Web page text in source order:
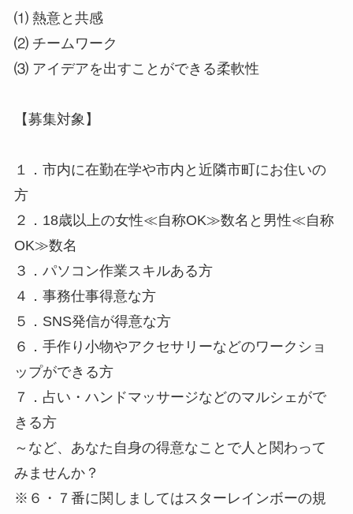
⑴ 熱意と共感
⑵ チームワーク
⑶ アイデアを出すことができる柔軟性
【募集対象】
１．市内に在勤在学や市内と近隣市町にお住いの
方
２．18歳以上の女性≪自称OK≫数名と男性≪自称
OK≫数名
３．パソコン作業スキルある方
４．事務仕事得意な方
５．SNS発信が得意な方
６．手作り小物やアクセサリーなどのワークショ
ップができる方
７．占い・ハンドマッサージなどのマルシェがで
きる方
～など、あなた自身の得意なことで人と関わって
みませんか？
※６・７番に関しましてはスターレインボーの規